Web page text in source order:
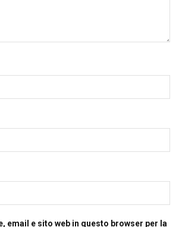
email e sito web in questo browser per la